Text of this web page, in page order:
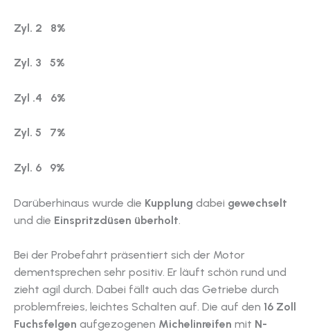
Zyl. 2 8%
Zyl. 3 5%
Zyl .4 6%
Zyl. 5 7%
Zyl. 6 9%
Darüberhinaus wurde die Kupplung dabei gewechselt
und die Einspritzdüsen überholt.
Bei der Probefahrt präsentiert sich der Motor
dementsprechen sehr positiv. Er läuft schön rund und
zieht agil durch. Dabei fällt auch das Getriebe durch
problemfreies, leichtes Schalten auf. Die auf den 16 Zoll
Fuchsfelgen aufgezogenen Michelinreifen mit N-